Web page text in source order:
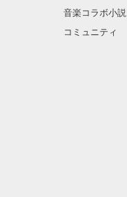
音楽コラボ小説
コミュニティ